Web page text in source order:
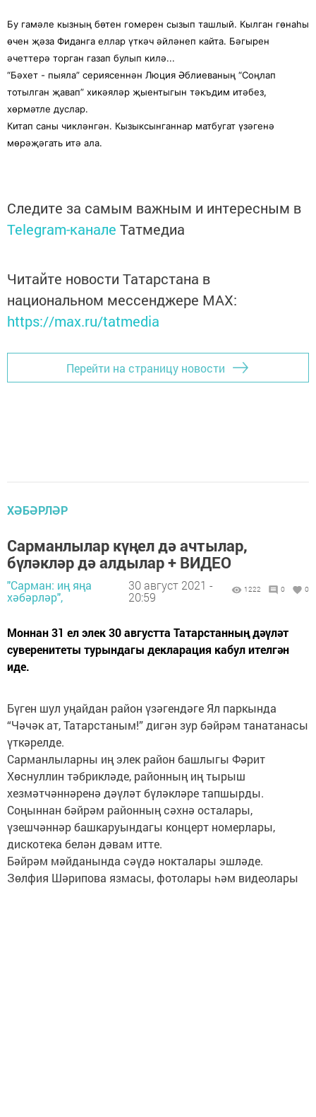
Бу гамәле кызның бөтен гомерен сызып ташлый. Кылган гөнаһы
өчен җәза Фиданга еллар үткәч әйләнеп кайта. Бәгырен
әчеттерә торган газап булып килә...
“Бәхет - пыяла” сериясеннән Люция Әблиеваның “Соңлап
тотылган җавап” хикәяләр җыентыгын тәкъдим итәбез,
хөрмәтле дуслар.
Китап саны чикләнгән. Кызыксынганнар матбугат үзәгенә
мөрәҗәгать итә ала.
Следите за самым важным и интересным в
Telegram-канале Татмедиа
Читайте новости Татарстана в
национальном мессенджере MАХ:
https://max.ru/tatmedia
Перейти на страницу новости
ХӘБӘРЛӘР
Сарманлылар күңел дә ачтылар,
бүләкләр дә алдылар + ВИДЕО
"Сарман: иң яңа
хәбәрләр",
30 август 2021 -
20:59
1222 0 0
Моннан 31 ел элек 30 августта Татарстанның дәүләт
суверенитеты турындагы декларация кабул ителгән
иде.
Бүген шул уңайдан район үзәгендәге Ял паркында
“Чәчәк ат, Татарстаным!” дигән зур бәйрәм танатанасы
үткәрелде.
Сарманлыларны иң элек район башлыгы Фәрит
Хөснуллин тәбрикләде, районның иң тырыш
хезмәтчәннәренә дәүләт бүләкләре тапшырды.
Соңыннан бәйрәм районның сәхнә осталары,
үзешчәннәр башкаруындагы концерт номерлары,
дискотека белән дәвам итте.
Бәйрәм мәйданында сәүдә нокталары эшләде.
Зөлфия Шәрипова язмасы, фотолары һәм видеолары